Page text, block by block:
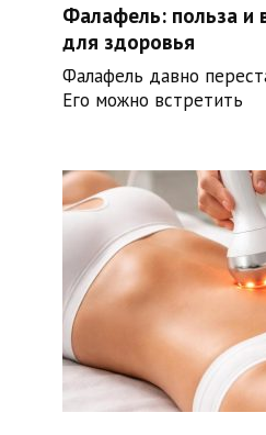
Фалафель: польза и
для здоровья
Фалафель давно
Его можно встретить